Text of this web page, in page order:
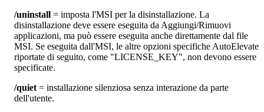
/uninstall = imposta l'MSI per la disinstallazione. La
disinstallazione deve essere eseguita da Aggiungi/Rimuovi
applicazioni, ma può essere eseguita anche direttamente dal file
MSI. Se eseguita dall'MSI, le altre opzioni specifiche AutoElevate
riportate di seguito, come "LICENSE_KEY", non devono essere
specificate.
/quiet = installazione silenziosa senza interazione da parte
dell'utente.